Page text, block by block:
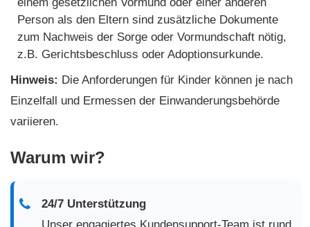
Person als den Eltern sind zusätzliche Dokumente
zum Nachweis der Sorge oder Vormundschaft nötig,
z.B. Gerichtsbeschluss oder Adoptionsurkunde.
Hinweis: Die Anforderungen für Kinder können je nach
Einzelfall und Ermessen der Einwanderungsbehörde
variieren.
Warum wir?
24/7 Unterstützung